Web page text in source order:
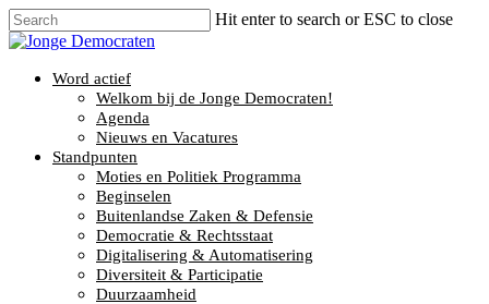
Hit enter to search or ESC to close
Word actief
Welkom bij de Jonge Democraten!
Agenda
Nieuws en Vacatures
Standpunten
Moties en Politiek Programma
Beginselen
Buitenlandse Zaken & Defensie
Democratie & Rechtsstaat
Digitalisering & Automatisering
Diversiteit & Participatie
Duurzaamheid